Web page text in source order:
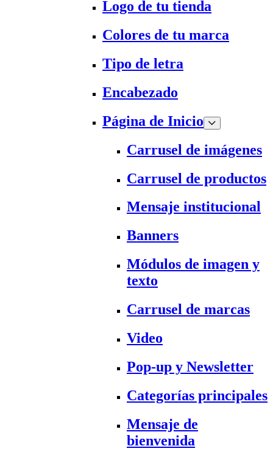
Logo de tu tienda
Colores de tu marca
Tipo de letra
Encabezado
Página de Inicio
Carrusel de imágenes
Carrusel de productos
Mensaje institucional
Banners
Módulos de imagen y
texto
Carrusel de marcas
Video
Pop-up y Newsletter
Categorías principales
Mensaje de
bienvenida